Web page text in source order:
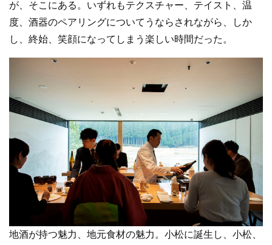
が、そこにある。いずれもテクスチャー、テイスト、温
度、酒器のペアリングについてうならされながら、しか
し、終始、笑顔になってしまう楽しい時間だった。
地酒が持つ魅力、地元食材の魅力。小松に誕生し、小松、